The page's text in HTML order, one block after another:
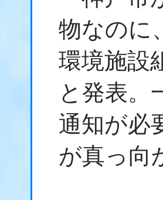
物なのに
環境施設
と発表。
通知が必
が真っ向